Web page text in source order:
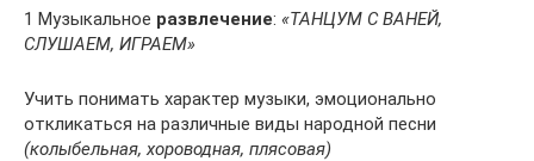
1 Музыкальное развлечение: «ТАНЦУМ С ВАНЕЙ,
СЛУШАЕМ, ИГРАЕМ»
Учить понимать характер музыки, эмоционально
откликаться на различные виды народной песни
(колыбельная, хороводная, плясовая)